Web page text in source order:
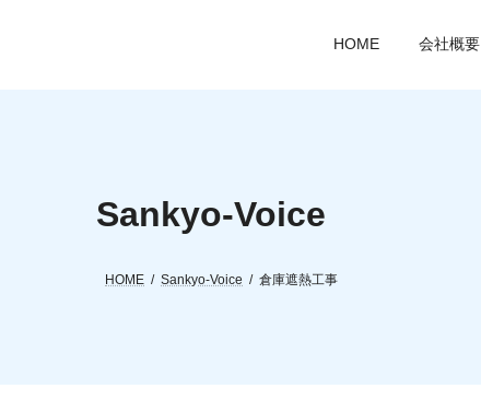
HOME 会社概要
Sankyo-Voice
HOME Sankyo-Voice 倉庫遮熱工事